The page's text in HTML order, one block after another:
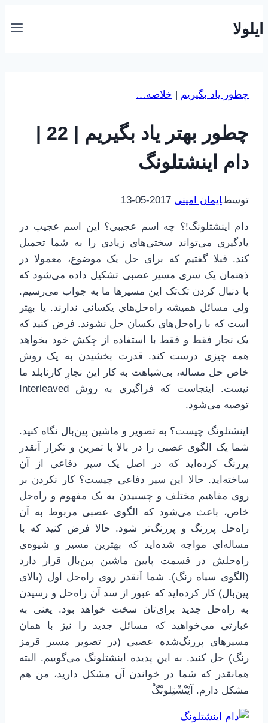
بهایلولا
چطور یاد بگیریم | خلاصه…
چطور بهتر یاد بگیریم | 22 |
دام اینشتلونگ
توسطایمان امینی 2017-05-13
دام اینشتلونگ!؟ چه اسم عجیبی؟ این اسم عجیب در
یادگیری می‌تواند سختی‌های زیادی را به شما تحمیل
کند. قبلا گفتیم که برای حل یک موضوع، معمولا در
ذهنمان یک سری مسیر عصبی تشکیل داده می‌شود که
با دنبال کردن تک‌تک این مسیرها ما به جواب می‌رسیم.
ولی مسائل همیشه راه‌حل‌های یکسانی ندارند. یا بهتر
است که با راه‌حل‌های یکسان حل نشوند. فرض کنید که
یک نجار فقط و فقط با استفاده از چکش خود بخواهد
همه چیزی درست کند. قدرت بخشیدن به یک روش
خاص حل مساله، بی‌شباهت به کار این نجارِ کارنابلد ما
نیست. اینجاست که فراگیری به روش Interleaved
توصیه می‌شود.
اینشتلونگ چیست؟ به تصویر و ماشین پین‌بال نگاه کنید.
شما یک الگوی عصبی را در بالا با تمرین و تکرار آنقدر
پررنگ کرده‌اید که در اصل یک سپر دفاعی از آن
ساخته‌اید. حالا این سپر دفاعی چیست؟ کار نکردن بر
روی مفاهیم مختلف و چسبیدن به یک مفهوم و راه‌حل
خاص، باعث می‌شود که الگوی عصبی مربوط به آن
راه‌حل پررنگ و پررنگ‌تر شود. حالا فرض کنید که با
مساله‌ای مواجه شده‌اید که بهترین مسیر و شیوه‌ی
راه‌حلش در قسمت پایین ماشین پین‌بال قرار دارد
(الگوی سیاه رنگ). شما آنقدر روی راه‌حل اول (بالای
پین‌بال) کار کرده‌اید که عبور از سد آن راه‌حل و رسیدن
به راه‌حل جدید برای‌تان سخت خواهد بود. یعنی به
عبارتی می‌خواهید که مسائل جدید را نیز با همان
مسیرهای پررنگ‌شده عصبی (در تصویر مسیر قرمز
رنگ) حل کنید. به این پدیده اینشتلونگ می‌گوییم. البته
همانقدر که شما در خواندن آن مشکل دارید، من هم
مشکل دارم. آیْنْشْتِلونْگْ